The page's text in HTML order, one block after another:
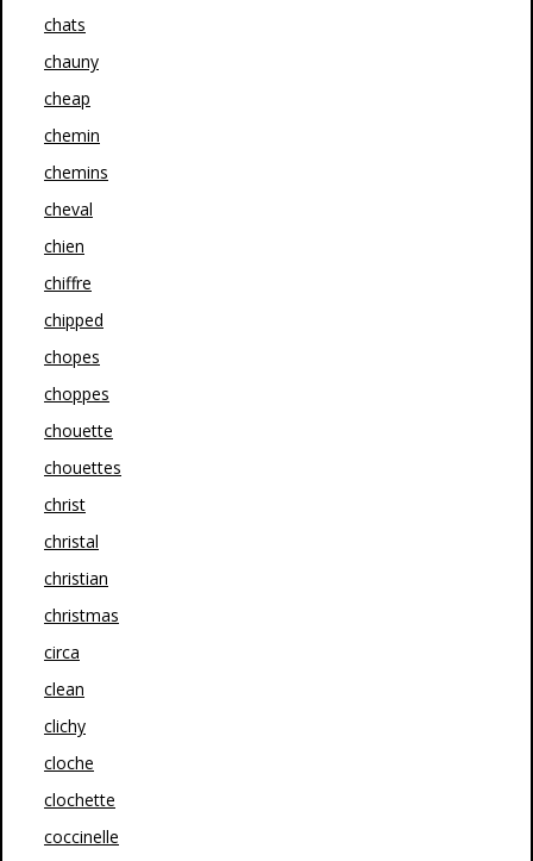
chats
chauny
cheap
chemin
chemins
cheval
chien
chiffre
chipped
chopes
choppes
chouette
chouettes
christ
christal
christian
christmas
circa
clean
clichy
cloche
clochette
coccinelle